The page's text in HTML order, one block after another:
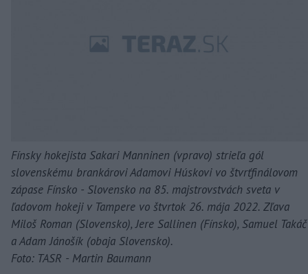
Fínsky hokejista Sakari Manninen (vpravo) strieľa gól
slovenskému brankárovi Adamovi Húskovi vo štvrťfinálovom
zápase Fínsko - Slovensko na 85. majstrovstvách sveta v
ľadovom hokeji v Tampere vo štvrtok 26. mája 2022. Zľava
Miloš Roman (Slovensko), Jere Sallinen (Fínsko), Samuel Takáč
a Adam Jánošík (obaja Slovensko).
Foto: TASR - Martin Baumann